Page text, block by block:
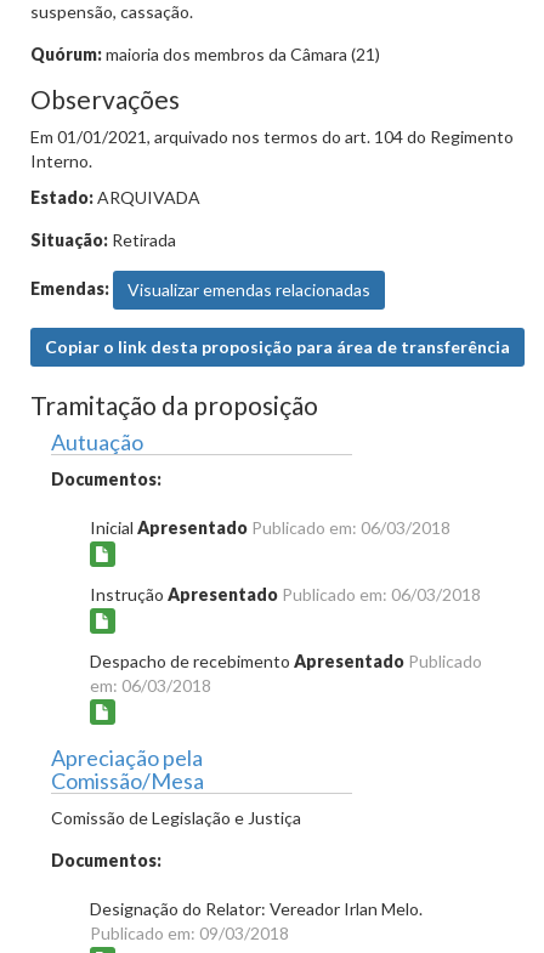
suspensão, cassação.
Quórum:maioria dos membros da Câmara (21)
Observações
Em 01/01/2021, arquivado nos termos do art. 104 do Regimento
Interno.
Estado:ARQUIVADA
Situação: Retirada
Emendas: Visualizar emendas relacionadas
Copiar o link desta proposição para área de transferência
Tramitação da proposição
Autuação
Documentos:
Inicial Apresentado Publicado em: 06/03/2018
Instrução Apresentado Publicado em: 06/03/2018
Despacho de recebimento Apresentado Publicado
em: 06/03/2018
Apreciação pela
Comissão/Mesa
Comissão de Legislação e Justiça
Documentos:
Designação do Relator: Vereador Irlan Melo.
Publicado em: 09/03/2018